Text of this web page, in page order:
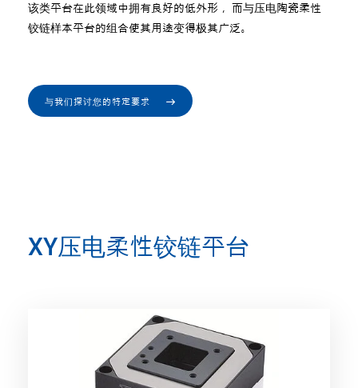
该类平台在此领域中拥有良好的低外形， 而与压电陶瓷柔性
铰链样本平台的组合使其用途变得极其广泛。
与我们探讨您的特定要求
XY压电柔性铰链平台